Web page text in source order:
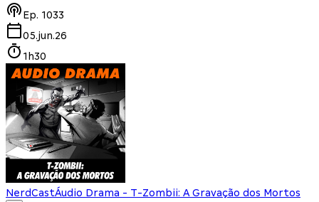
Ep. 1033
05.jun.26
1h30
NerdCastÁudio Drama - T-Zombii: A Gravação dos Mortos